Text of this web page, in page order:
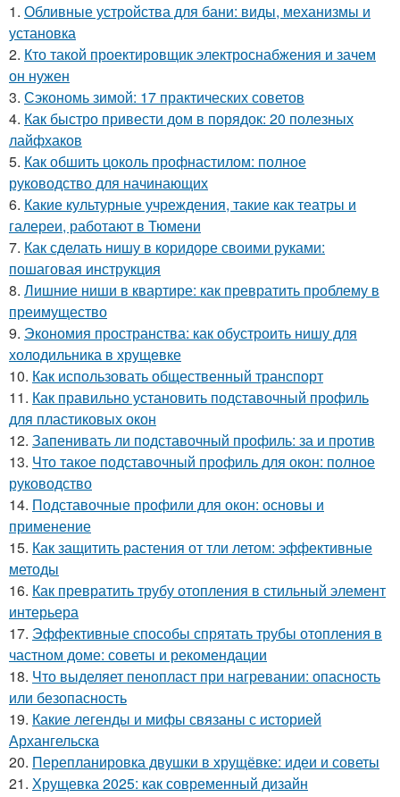
1. Обливные устройства для бани: виды, механизмы и
установка
2. Кто такой проектировщик электроснабжения и зачем
он нужен
3. Сэкономь зимой: 17 практических советов
4. Как быстро привести дом в порядок: 20 полезных
лайфхаков
5. Как обшить цоколь профнастилом: полное
руководство для начинающих
6. Какие культурные учреждения, такие как театры и
галереи, работают в Тюмени
7. Как сделать нишу в коридоре своими руками:
пошаговая инструкция
8. Лишние ниши в квартире: как превратить проблему в
преимущество
9. Экономия пространства: как обустроить нишу для
холодильника в хрущевке
10. Как использовать общественный транспорт
11. Как правильно установить подставочный профиль
для пластиковых окон
12. Запенивать ли подставочный профиль: за и против
13. Что такое подставочный профиль для окон: полное
руководство
14. Подставочные профили для окон: основы и
применение
15. Как защитить растения от тли летом: эффективные
методы
16. Как превратить трубу отопления в стильный элемент
интерьера
17. Эффективные способы спрятать трубы отопления в
частном доме: советы и рекомендации
18. Что выделяет пенопласт при нагревании: опасность
или безопасность
19. Какие легенды и мифы связаны с историей
Архангельска
20. Перепланировка двушки в хрущёвке: идеи и советы
21. Хрущевка 2025: как современный дизайн